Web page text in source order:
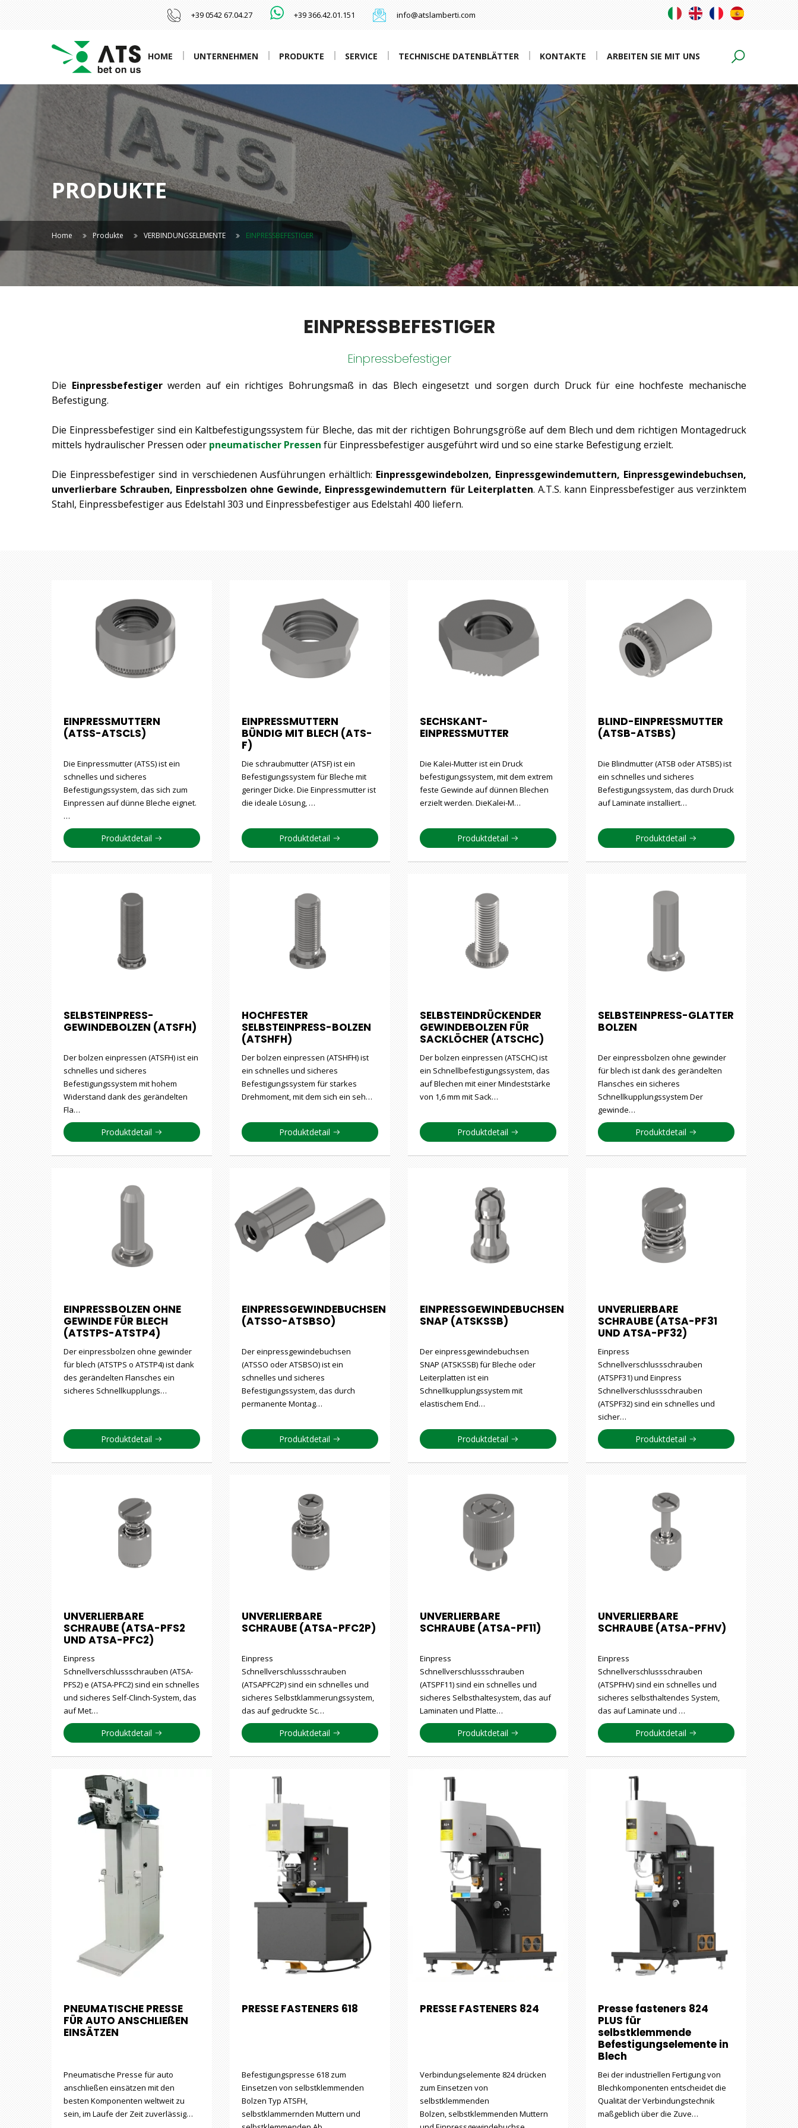
+39 0542 67.04.27 +39 366.42.01.151 info@atslamberti.com
HOME UNTERNEHMEN PRODUKTE SERVICE TECHNISCHE DATENBLÄTTER KONTAKTE ARBEITEN SIE MIT UNS
PRODUKTE
Home Produkte VERBINDUNGSELEMENTE EINPRESSBEFESTIGER
EINPRESSBEFESTIGER
Einpressbefestiger
Die Einpressbefestigerwerden auf ein richtiges Bohrungsmaß in das Blech eingesetzt und sorgen durch Druck für eine hochfeste mechanische
Befestigung.
Die Einpressbefestiger sind ein Kaltbefestigungssystem für Bleche, das mit der richtigen Bohrungsgröße auf dem Blech und dem richtigen Montagedruck
mittels hydraulischer Pressen oder pneumatischer Pressen für Einpressbefestiger ausgeführt wird und so eine starke Befestigung erzielt.
Die Einpressbefestiger sind in verschiedenen Ausführungen erhältlich: Einpressgewindebolzen, Einpressgewindemuttern, Einpressgewindebuchsen,
unverlierbare Schrauben, Einpressbolzen ohne Gewinde, Einpressgewindemuttern für Leiterplatten. A.T.S. kann Einpressbefestiger aus verzinktem
Stahl, Einpressbefestiger aus Edelstahl 303 und Einpressbefestiger aus Edelstahl 400 liefern.
EINPRESSMUTTERN
(ATSS-ATSCLS)
Die Einpressmutter (ATSS) ist ein
schnelles und sicheres
Befestigungssystem, das sich zum
Einpressen auf dünne Bleche eignet.
…
Produktdetail
EINPRESSMUTTERN
BÜNDIG MIT BLECH (ATS-
F)
Die schraubmutter (ATSF) ist ein
Befestigungssystem für Bleche mit
geringer Dicke. Die Einpressmutter ist
die ideale Lösung, …
Produktdetail
SECHSKANT-
EINPRESSMUTTER
Die Kalei-Mutter ist ein Druck
befestigungssystem, mit dem extrem
feste Gewinde auf dünnen Blechen
erzielt werden. DieKalei-M…
Produktdetail
BLIND-EINPRESSMUTTER
(ATSB-ATSBS)
Die Blindmutter (ATSB oder ATSBS) ist
ein schnelles und sicheres
Befestigungssystem, das durch Druck
auf Laminate installiert…
Produktdetail
SELBSTEINPRESS-
GEWINDEBOLZEN (ATSFH)
Der bolzen einpressen (ATSFH) ist ein
schnelles und sicheres
Befestigungssystem mit hohem
Widerstand dank des gerändelten
Fla…
Produktdetail
HOCHFESTER
SELBSTEINPRESS-BOLZEN
(ATSHFH)
Der bolzen einpressen (ATSHFH) ist
ein schnelles und sicheres
Befestigungssystem für starkes
Drehmoment, mit dem sich ein seh…
Produktdetail
SELBSTEINDRÜCKENDER
GEWINDEBOLZEN FÜR
SACKLÖCHER (ATSCHC)
Der bolzen einpressen (ATSCHC) ist
ein Schnellbefestigungssystem, das
auf Blechen mit einer Mindeststärke
von 1,6 mm mit Sack…
Produktdetail
SELBSTEINPRESS-GLATTER
BOLZEN
Der einpressbolzen ohne gewinder
für blech ist dank des gerändelten
Flansches ein sicheres
Schnellkupplungssystem Der
gewinde…
Produktdetail
EINPRESSBOLZEN OHNE
GEWINDE FÜR BLECH
(ATSTPS-ATSTP4)
Der einpressbolzen ohne gewinder
für blech (ATSTPS o ATSTP4) ist dank
des gerändelten Flansches ein
sicheres Schnellkupplungs…
Produktdetail
EINPRESSGEWINDEBUCHSEN
(ATSSO-ATSBSO)
Der einpressgewindebuchsen
(ATSSO oder ATSBSO) ist ein
schnelles und sicheres
Befestigungssystem, das durch
permanente Montag…
Produktdetail
EINPRESSGEWINDEBUCHSEN
SNAP (ATSKSSB)
Der einpressgewindebuchsen
SNAP (ATSKSSB) für Bleche oder
Leiterplatten ist ein
Schnellkupplungssystem mit
elastischem End…
Produktdetail
UNVERLIERBARE
SCHRAUBE (ATSA-PF31
UND ATSA-PF32)
Einpress
Schnellverschlussschrauben
(ATSPF31) und Einpress
Schnellverschlussschrauben
(ATSPF32) sind ein schnelles und
sicher…
Produktdetail
UNVERLIERBARE
SCHRAUBE (ATSA-PFS2
UND ATSA-PFC2)
Einpress
Schnellverschlussschrauben (ATSA-
PFS2) e (ATSA-PFC2) sind ein schnelles
und sicheres Self-Clinch-System, das
auf Met…
Produktdetail
UNVERLIERBARE
SCHRAUBE (ATSA-PFC2P)
Einpress
Schnellverschlussschrauben
(ATSAPFC2P) sind ein schnelles und
sicheres Selbstklammerungssystem,
das auf gedruckte Sc…
Produktdetail
UNVERLIERBARE
SCHRAUBE (ATSA-PF11)
Einpress
Schnellverschlussschrauben
(ATSPF11) sind ein schnelles und
sicheres Selbsthaltesystem, das auf
Laminaten und Platte…
Produktdetail
UNVERLIERBARE
SCHRAUBE (ATSA-PFHV)
Einpress
Schnellverschlussschrauben
(ATSPFHV) sind ein schnelles und
sicheres selbsthaltendes System,
das auf Laminate und …
Produktdetail
PNEUMATISCHE PRESSE
FÜR AUTO ANSCHLIEßEN
EINSÄTZEN
Pneumatische Presse für auto
anschließen einsätzen mit den
besten Komponenten weltweit zu
sein, im Laufe der Zeit zuverlässig…
PRESSE FASTENERS 618
Befestigungspresse 618 zum
Einsetzen von selbstklemmenden
Bolzen Typ ATSFH,
selbstklammernden Muttern und
PRESSE FASTENERS 824
Verbindungselemente 824 drücken
zum Einsetzen von
selbstklemmenden
Bolzen, selbstklemmenden Muttern
Presse fasteners 824
PLUS für
selbstklemmende
Befestigungselemente in
Blech
Bei der industriellen Fertigung von
Blechkomponenten entscheidet die
Qualität der Verbindungstechnik
maßgeblich über die Zuve…